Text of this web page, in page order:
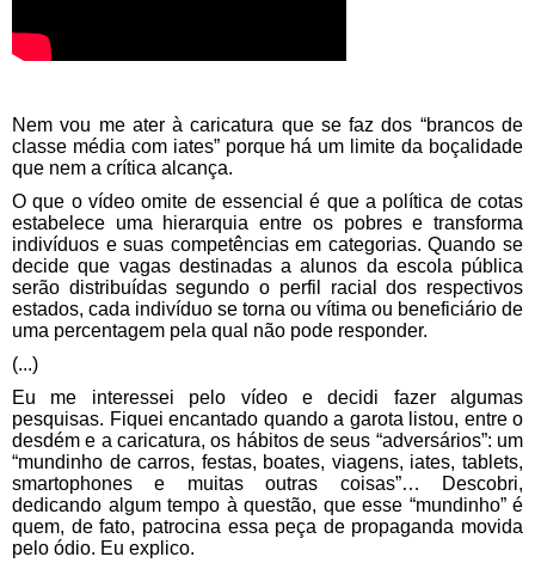
Nem vou me ater à caricatura que se faz dos “brancos de
classe média com iates” porque há um limite da boçalidade
que nem a crítica alcança.
O que o vídeo omite de essencial é que a política de cotas
estabelece uma hierarquia entre os pobres e transforma
indivíduos e suas competências em categorias. Quando se
decide que vagas destinadas a alunos da escola pública
serão distribuídas segundo o perfil racial dos respectivos
estados, cada indivíduo se torna ou vítima ou beneficiário de
uma percentagem pela qual não pode responder.
(...)
Eu me interessei pelo vídeo e decidi fazer algumas
pesquisas. Fiquei encantado quando a garota listou, entre o
desdém e a caricatura, os hábitos de seus “adversários”: um
“mundinho de carros, festas, boates, viagens, iates, tablets,
smartophones e muitas outras coisas”… Descobri,
dedicando algum tempo à questão, que esse “mundinho” é
quem, de fato, patrocina essa peça de propaganda movida
pelo ódio. Eu explico.